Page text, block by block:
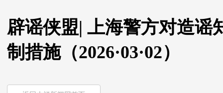
辟谣侠盟| 上海警方对造谣
制措施（2026·03·02）